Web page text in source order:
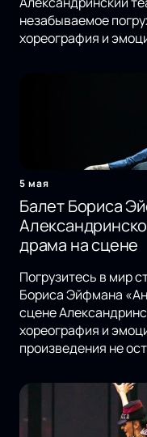
незабываемое
хореография и
5 мая
Балет Бориса
драма на сцене
Погрузитесь в мир
Бориса Эйфмана
сцене
хореография и
произведения не